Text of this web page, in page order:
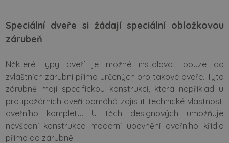
Speciální dveře si žádají speciální obložkovou
zárubeň
Některé typy dveří je možné instalovat pouze do
zvláštních zárubní přímo určených pro takové dveře. Tyto
zárubně mají specifickou konstrukci, která například u
protipožárních dveří pomáhá zajistit technické vlastnosti
dveřního kompletu. U těch designových umožňuje
nevšední konstrukce moderní upevnění dveřního křídla
přímo do zárubně.